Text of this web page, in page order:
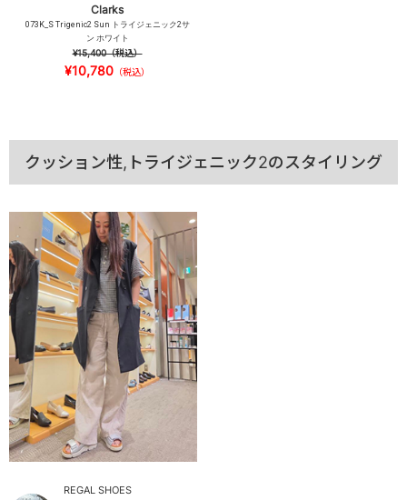
Clarks
073K_S Trigenic2 Sun トライジェニック2サ
ン ホワイト
¥15,400（税込）
¥10,780 （税込）
クッション性,トライジェニック2のスタイリング
REGAL SHOES